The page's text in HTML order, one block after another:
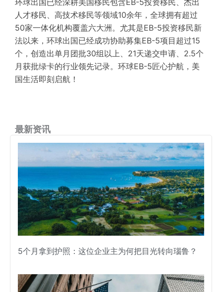
人才移民、高技术移民等领域10余年，全球拥有超过
50家一体化机构覆盖六大洲。尤其是EB-5投资移民新
法以来，环球出国已经成功协助募集EB-5项目超过15
个，创造出单月团批30组以上、21天递交申请、2.5个
月获批绿卡的行业领先记录。环球EB-5匠心护航，美
国生活即刻启航！
最新资讯
5个月拿到护照：这位企业主为何把目光转向瑙鲁？